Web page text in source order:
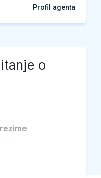
Profil agenta
o